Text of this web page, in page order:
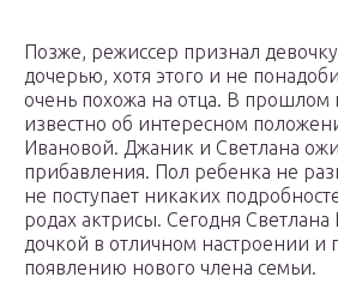
Позже, режиссер признал
дочерью, хотя этого и не
очень похожа на отца. В прошлом
известно об интересном
Ивановой. Джаник и Светлана
прибавления. Пол ребенка не
не поступает никаких
родах актрисы. Сегодня
дочкой в отличном настроении и
появлению нового члена семьи.